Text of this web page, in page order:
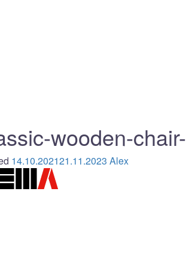
wooden-
14.10.202121.11.2023 Alex